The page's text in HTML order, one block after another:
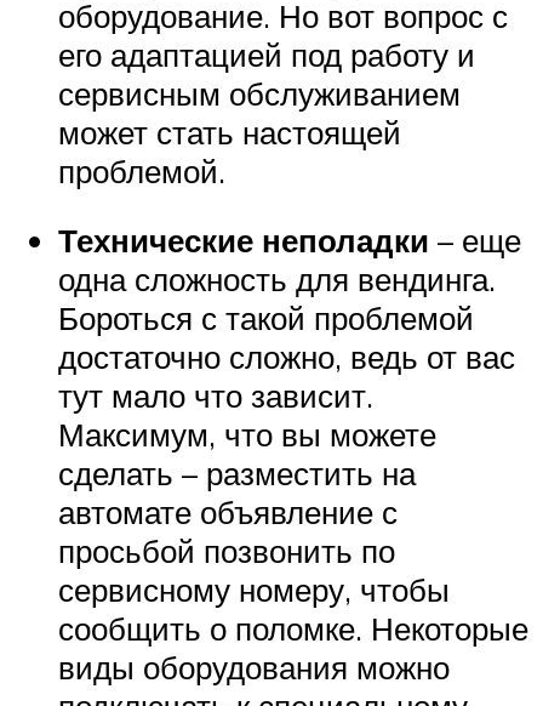
оборудование. Но вот вопрос с
его адаптацией под работу и
сервисным обслуживанием
может стать настоящей
проблемой.
Технические неполадки – еще
одна сложность для вендинга.
Бороться с такой проблемой
достаточно сложно, ведь от вас
тут мало что зависит.
Максимум, что вы можете
сделать – разместить на
автомате объявление с
просьбой позвонить по
сервисному номеру, чтобы
сообщить о поломке. Некоторые
виды оборудования можно